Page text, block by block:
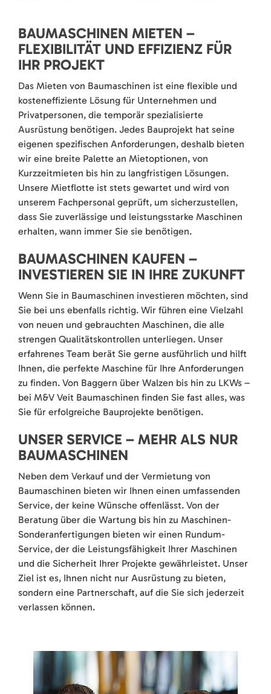
BAUMASCHINEN MIETEN –
FLEXIBILITÄT UND EFFIZIENZ FÜR
IHR PROJEKT
Das Mieten von Baumaschinen ist eine flexible und
kosteneffiziente Lösung für Unternehmen und
Privatpersonen, die temporär spezialisierte
Ausrüstung benötigen. Jedes Bauprojekt hat seine
eigenen spezifischen Anforderungen, deshalb bieten
wir eine breite Palette an Mietoptionen, von
Kurzzeitmieten bis hin zu langfristigen Lösungen.
Unsere Mietflotte ist stets gewartet und wird von
unserem Fachpersonal geprüft, um sicherzustellen,
dass Sie zuverlässige und leistungsstarke Maschinen
erhalten, wann immer Sie sie benötigen.
BAUMASCHINEN KAUFEN –
INVESTIEREN SIE IN IHRE ZUKUNFT
Wenn Sie in Baumaschinen investieren möchten, sind
Sie bei uns ebenfalls richtig. Wir führen eine Vielzahl
von neuen und gebrauchten Maschinen, die alle
strengen Qualitätskontrollen unterliegen. Unser
erfahrenes Team berät Sie gerne ausführlich und hilft
Ihnen, die perfekte Maschine für Ihre Anforderungen
zu finden. Von Baggern über Walzen bis hin zu LKWs –
bei M&V Veit Baumaschinen finden Sie fast alles, was
Sie für erfolgreiche Bauprojekte benötigen.
UNSER SERVICE – MEHR ALS NUR
BAUMASCHINEN
Neben dem Verkauf und der Vermietung von
Baumaschinen bieten wir Ihnen einen umfassenden
Service, der keine Wünsche offenlässt. Von der
Beratung über die Wartung bis hin zu Maschinen-
Sonderanfertigungen bieten wir einen Rundum-
Service, der die Leistungsfähigkeit Ihrer Maschinen
und die Sicherheit Ihrer Projekte gewährleistet. Unser
Ziel ist es, Ihnen nicht nur Ausrüstung zu bieten,
sondern eine Partnerschaft, auf die Sie sich jederzeit
verlassen können.